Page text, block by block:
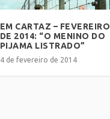
EM CARTAZ – FEVEREIRO
DE 2014: “O MENINO DO
PIJAMA LISTRADO”
4 de fevereiro de 2014